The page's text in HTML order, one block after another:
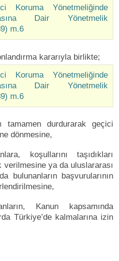
Koruma Yönetmeliğinde
Dair Yönetmelik
m.6
kararıyla birlikte;
Koruma Yönetmeliğinde
Dair Yönetmelik
m.6
tamamen durdurarak geçici
dönmesine,
koşullarını taşıdıkları
ya da uluslararası
bulunanların başvurularının
Kanun kapsamında
Türkiye’de kalmalarına izin